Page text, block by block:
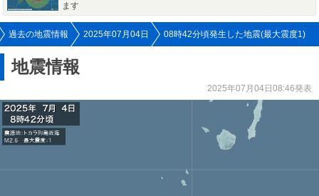
ます
過去の地震情報 2025年07月04日 08時42分頃発生した地震(最大震度1)
地震情報
2025年07月04日08:46発表